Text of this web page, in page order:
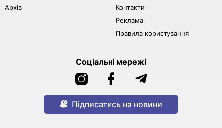
Архів
Контакти
Реклама
Правила користування
Соціальні мережі
Підписатись на новини